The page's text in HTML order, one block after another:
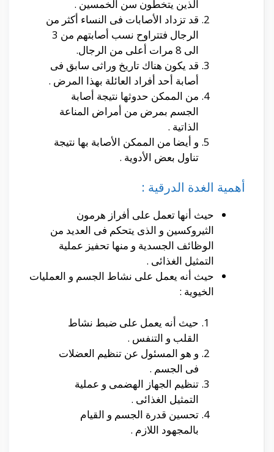
الذين يتخطون سن الخمسين .
قد تزداد الأصابات فى النساء أكثر من
الرجال فتتراوح نسب أصابتهم من 3
الى 8 مرات أعلى من الرجال.
قد يكون هناك تاريخ وراثى سابق فى
أصابة أحد أفراد العائلة بهذا المرض .
من الممكن حدوثها نتيجة أصابة
الجسم بمرض من أمراض المناعة
الذاتية .
و أيضا من الممكن الأصابة بها نتيجة
تناول بعض الأدوية .
أهمية الغدة الدرقية :
حيث أنها تعمل على أفراز هرمون
الثيروكسين و الذى يتحكم فى العديد من
الوظائف الجسدية و منها تحفيز عملية
التمثيل الغذائى .
حيث أنه يعمل على نشاط الجسم و العمليات
الخيوية :
حيث أنه يعمل على ضبط نشاط
القلب و التنفس .
و هو المسئول عن تنظيم العضلات
فى الجسم .
تنظيم الجهاز الهضمى و عملية
التمثيل الغذائى .
تحسين قدرة الجسم و القيام
بالمجهود اللازم .